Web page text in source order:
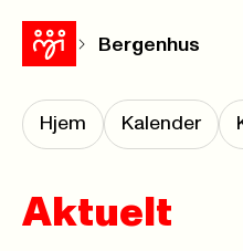
Bergenhus
Hjem Kalender
Aktuelt